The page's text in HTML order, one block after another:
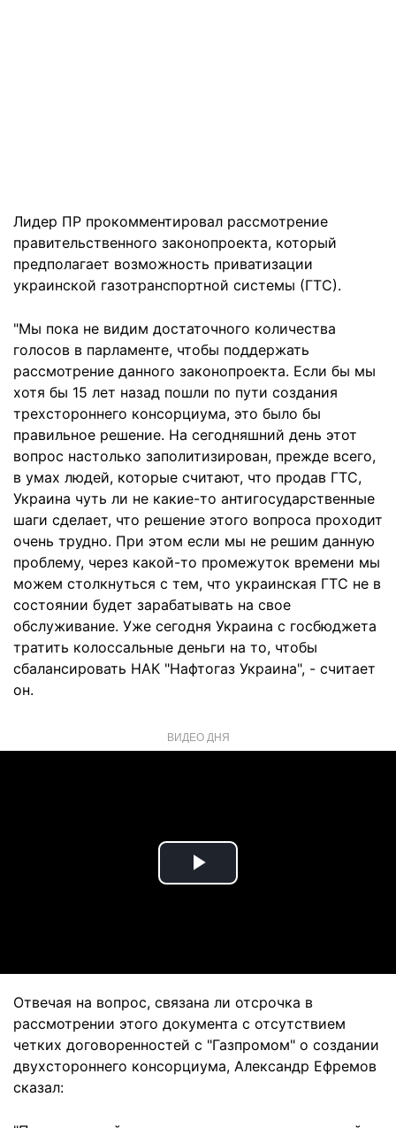
Лидер ПР прокомментировал рассмотрение
правительственного законопроекта, который
предполагает возможность приватизации
украинской газотранспортной системы (ГТС).
"Мы пока не видим достаточного количества
голосов в парламенте, чтобы поддержать
рассмотрение данного законопроекта. Если бы мы
хотя бы 15 лет назад пошли по пути создания
трехстороннего консорциума, это было бы
правильное решение. На сегодняшний день этот
вопрос настолько заполитизирован, прежде всего,
в умах людей, которые считают, что продав ГТС,
Украина чуть ли не какие-то антигосударственные
шаги сделает, что решение этого вопроса проходит
очень трудно. При этом если мы не решим данную
проблему, через какой-то промежуток времени мы
можем столкнуться с тем, что украинская ГТС не в
состоянии будет зарабатывать на свое
обслуживание. Уже сегодня Украина с госбюджета
тратить колоссальные деньги на то, чтобы
сбалансировать НАК "Нафтогаз Украина", - считает
он.
ВИДЕО ДНЯ
Play
Отвечая на вопрос, связана ли отсрочка в
рассмотрении этого документа с отсутствием
четких договоренностей с "Газпромом" о создании
двухстороннего консорциума, Александр Ефремов
сказал: